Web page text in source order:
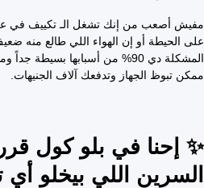
مفيش أصعب من إنك تشغل الـ تكييف في عز
على الحيطة أو إن الهواء اللي طالع منه
المشكلة دي 90% من أسبابها
ممكن تبوظ الجهاز وتدفعك آلاف الجنيهات.
✨ إحنا في بلو كول
السرين اللي بيخلو